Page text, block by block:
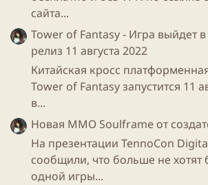
Так же свое мнение высказал
стащил пару скринов, чтобы не
работу)
Уже столько всего написано, но
тем больше и мнений, я постараюсь
и напишу свои соображения в
Siddgames.
сайта...
Tower of Fantasy - Игра выйдет
релиз 11 августа 2022
Китайская кросс
Tower of Fantasy запустится 11
в...
Новая ММО Soulframe от
На презентации TennoCon
сообщили, что больше не хотят
одной игры...